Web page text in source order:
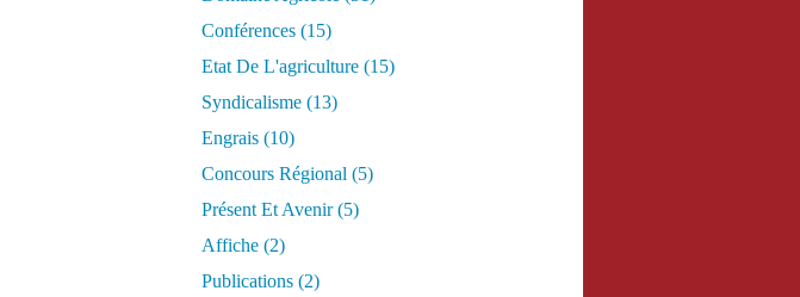
Conférences (15)
Etat De L'agriculture (15)
Syndicalisme (13)
Engrais (10)
Concours Régional (5)
Présent Et Avenir(5)
Affiche (2)
Publications (2)